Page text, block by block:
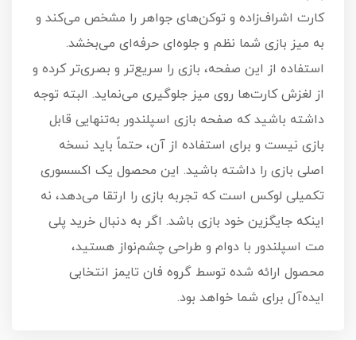
کارت اشراف‌زاده و توکن‌های جواهر را مشخص می‌کند و
به میز بازی شما نظم و جلوه‌ای حرفه‌ای می‌بخشد.
استفاده از این صفحه، بازی را سریع‌تر و بصری‌تر کرده و
از لغزش کارت‌ها روی میز جلوگیری می‌نماید. البته توجه
داشته باشید که صفحه بازی اسپلندور به‌تنهایی قابل
بازی نیست و برای استفاده از آن، حتماً باید نسخه
اصلی بازی را داشته باشید. این محصول یک اکسسوری
تکمیلی لوکس است که تجربه بازی را ارتقا می‌دهد، نه
اینکه جایگزین خود بازی باشد. اگر به دنبال خرید پلی
مت اسپلندور با دوام و طراحی چشم‌نواز هستید،
محصول ارائه شده توسط گروه فان تایمز انتخابی
ایده‌آل برای شما خواهد بود.